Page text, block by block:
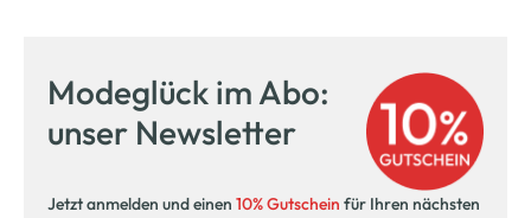
Modeglück im Abo:
unser Newsletter
Jetzt anmelden und einen 10% Gutschein für Ihren nächsten